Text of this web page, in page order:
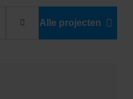
Alle projecten